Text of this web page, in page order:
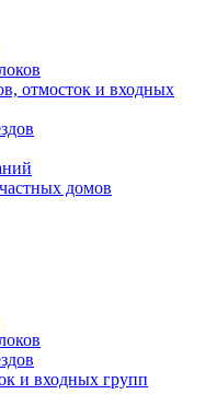
отмосток и входных
домов
и входных групп